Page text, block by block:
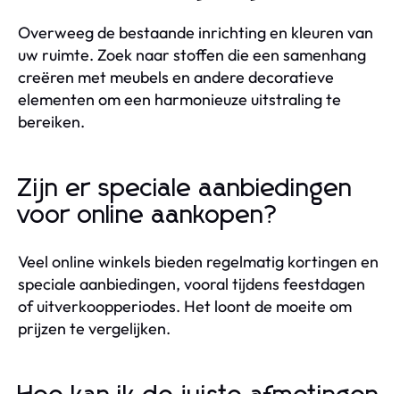
Overweeg de bestaande inrichting en kleuren van
uw ruimte. Zoek naar stoffen die een samenhang
creëren met meubels en andere decoratieve
elementen om een harmonieuze uitstraling te
bereiken.
Zijn er speciale aanbiedingen
voor online aankopen?
Veel online winkels bieden regelmatig kortingen en
speciale aanbiedingen, vooral tijdens feestdagen
of uitverkoopperiodes. Het loont de moeite om
prijzen te vergelijken.